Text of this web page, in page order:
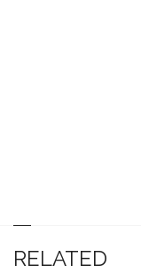
RELATED